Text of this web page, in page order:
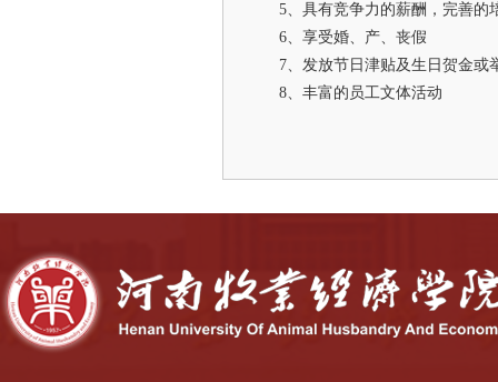
5、具有竞争力的薪酬，完善的
6、享受婚、产、丧假
7、发放节日津贴及生日贺金或
8、丰富的员工文体活动